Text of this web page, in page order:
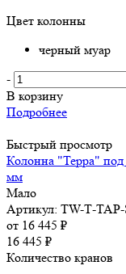
Цвет колонны
черный муар
-
В корзину
Подробнее
Быстрый просмотр
Колонна "Терра"
мм
Мало
Артикул: TW-Т-TAP-
от 16 445 ₽
16 445 ₽
Количество кранов